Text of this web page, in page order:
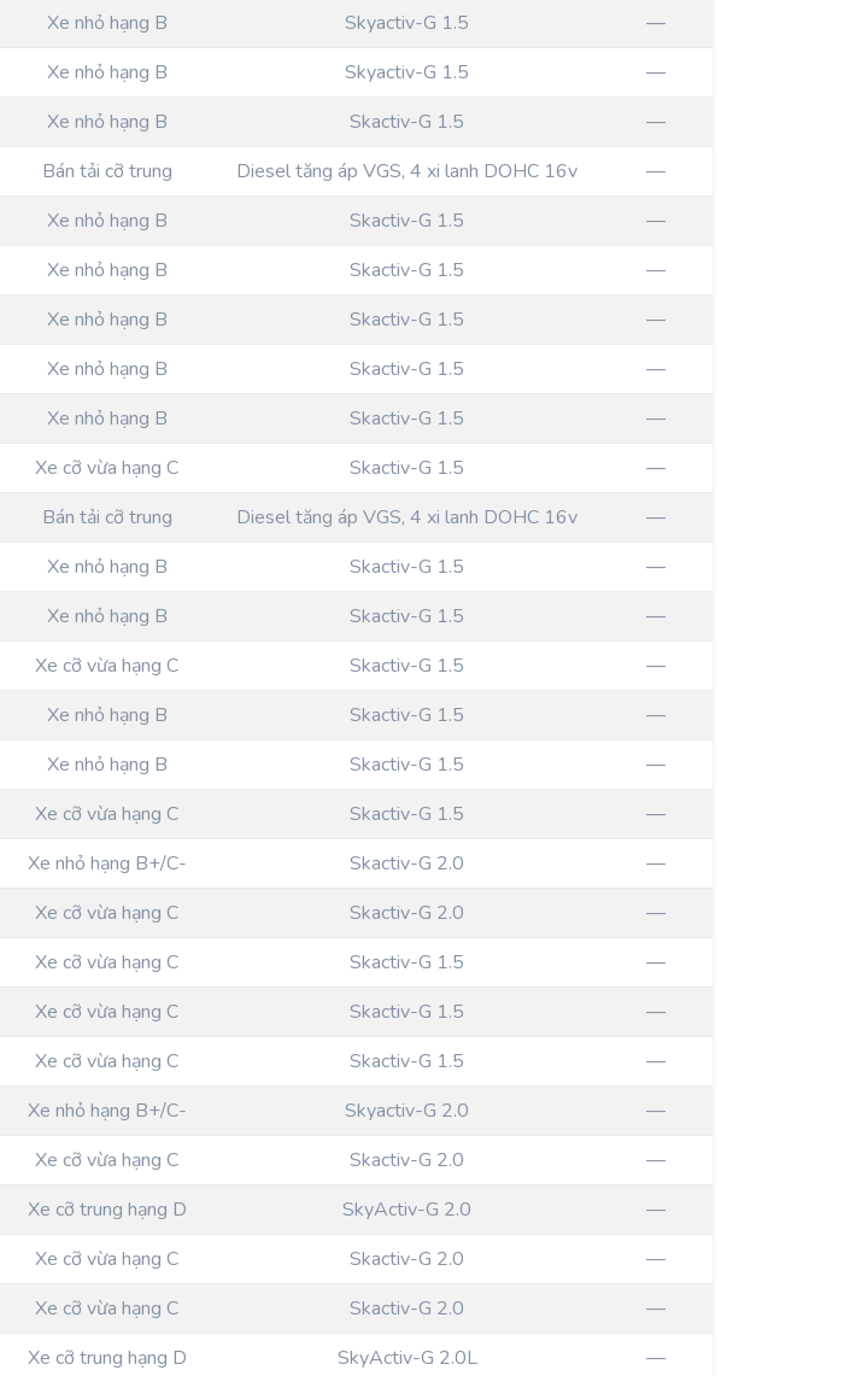
Xe nhỏ hạng B Skyactiv-G 1.5
—
Xe nhỏ hạng B Skyactiv-G 1.5
—
Xe nhỏ hạng B Skactiv-G 1.5
—
Bán tải cỡ trung Diesel tăng áp VGS, 4 xi lanh DOHC 16v
—
Xe nhỏ hạng B Skactiv-G 1.5
—
Xe nhỏ hạng B Skactiv-G 1.5
—
Xe nhỏ hạng B Skactiv-G 1.5
—
Xe nhỏ hạng B Skactiv-G 1.5
—
Xe nhỏ hạng B Skactiv-G 1.5
—
Xe cỡ vừa hạng C Skactiv-G 1.5
—
Bán tải cỡ trung Diesel tăng áp VGS, 4 xi lanh DOHC 16v
—
Xe nhỏ hạng B Skactiv-G 1.5
—
Xe nhỏ hạng B Skactiv-G 1.5
—
Xe cỡ vừa hạng C Skactiv-G 1.5
—
Xe nhỏ hạng B Skactiv-G 1.5
—
Xe nhỏ hạng B Skactiv-G 1.5
—
Xe cỡ vừa hạng C Skactiv-G 1.5
—
Xe nhỏ hạng B+/C- Skactiv-G 2.0
—
Xe cỡ vừa hạng C Skactiv-G 2.0
—
Xe cỡ vừa hạng C Skactiv-G 1.5
—
Xe cỡ vừa hạng C Skactiv-G 1.5
—
Xe cỡ vừa hạng C Skactiv-G 1.5
—
Xe nhỏ hạng B+/C- Skyactiv-G 2.0
—
Xe cỡ vừa hạng C Skactiv-G 2.0
—
Xe cỡ trung hạng D SkyActiv-G 2.0
—
Xe cỡ vừa hạng C Skactiv-G 2.0
—
Xe cỡ vừa hạng C Skactiv-G 2.0
—
Xe cỡ trung hạng D SkyActiv-G 2.0L
—